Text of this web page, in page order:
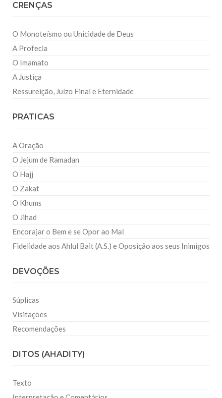
CRENÇAS
O Monoteísmo ou Unicidade de Deus
A Profecia
O Imamato
A Justiça
Ressureição, Juízo Final e Eternidade
PRATICAS
A Oração
O Jejum de Ramadan
O Hajj
O Zakat
O Khums
O Jihad
Encorajar o Bem e se Opor ao Mal
Fidelidade aos Ahlul Bait (A.S.) e Oposição aos seus Inimigos
DEVOÇÕES
Súplicas
Visitações
Recomendações
DITOS (AHADITY)
Texto